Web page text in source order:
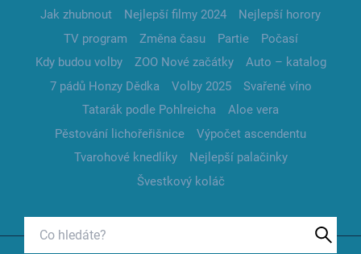
Jak zhubnout Nejlepší filmy 2024
Nejlepší horory
TV program
Změna času Partie
Počasí
Kdy budou volby
ZOO Nové začátky
Auto – katalog
7 pádů Honzy Dědka
Volby 2025
Svařené víno
Tatarák podle Pohlreicha
Aloe vera
Pěstování lichořeřišnice
Výpočet ascendentu
Tvarohové knedlíky
Nejlepší palačinky
Švestkový koláč